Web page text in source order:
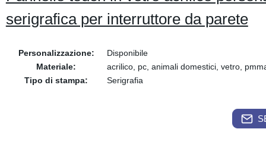
serigrafica per interruttore da parete
Personalizzazione:
Disponibile
Materiale:
acrilico, pc, animali domestici, vetro,
Tipo di stampa:
Serigrafia